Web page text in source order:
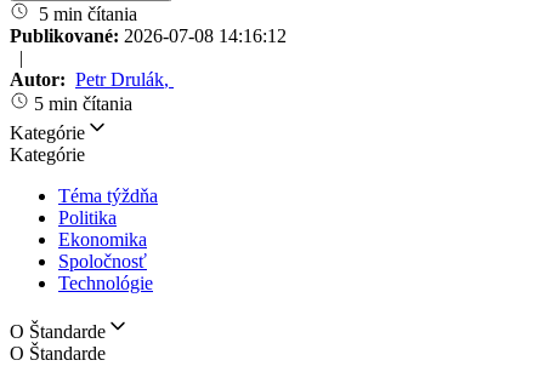
5 min čítania
Publikované: 2026-07-08 14:16:12
|
Autor: Petr Drulák,
5 min čítania
Kategórie
Kategórie
Téma týždňa
Politika
Ekonomika
Spoločnosť
Technológie
O Štandarde
O Štandarde